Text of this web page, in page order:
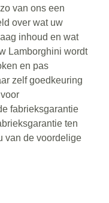
van ons een
over wat uw
inhoud en wat
Lamborghini wordt
en pas
zelf goedkeuring
fabrieksgarantie
ten
van de voordelige